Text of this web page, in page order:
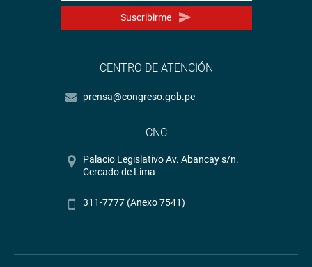
Suscribirme
CENTRO DE ATENCIÓN
prensa@congreso.gob.pe
CNC
Palacio Legislativo Av. Abancay s/n.
Cercado de Lima
311-7777 (Anexo 7541)